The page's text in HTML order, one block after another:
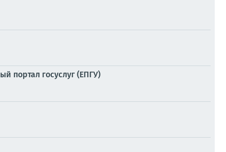
портал госуслуг (ЕПГУ)